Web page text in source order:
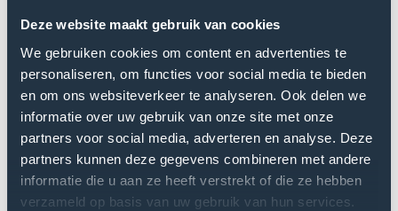
Deze website maakt gebruik van cookies
We gebruiken cookies om content en advertenties te
personaliseren, om functies voor social media te bieden
en om ons websiteverkeer te analyseren. Ook delen we
informatie over uw gebruik van onze site met onze
partners voor social media, adverteren en analyse. Deze
partners kunnen deze gegevens combineren met andere
informatie die u aan ze heeft verstrekt of die ze hebben
verzameld op basis van uw gebruik van hun services.
mag zijn. Maar er is wel veel meer aandacht nodig voor
het grotere plaatje. En dat zou eigenlijk ook in
beleidsdocumenten moeten staan.”
Gezondheidsverschillen
komen niet alleen door
individuele keuzes, maar ook